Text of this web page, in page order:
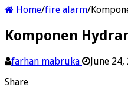
Home/fire alarm/
Komponen
farhan mabruka June 24,
Share